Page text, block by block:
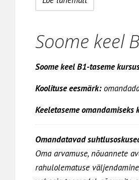
Soome keel
Soome keel B1-taseme
Koolituse eesmärk:
Keeletaseme omandamiseks
Omandatavad
Oma arvamuse, nõuannete
rahulolematuse